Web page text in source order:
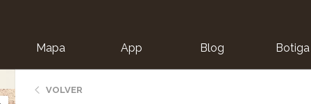
Mapa App Blog Botiga
VOLVER